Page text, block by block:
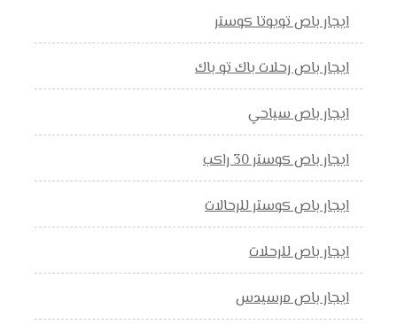
ايجار باص تويوتا كوستر
ايجار باص رحلات باك تو باك
ايجار باص سياحي
ايجار باص كوستر 30 راكب
ايجار باص كوستر للرحالات
ايجار باص للرحلات
ايجار باص مرسيدس